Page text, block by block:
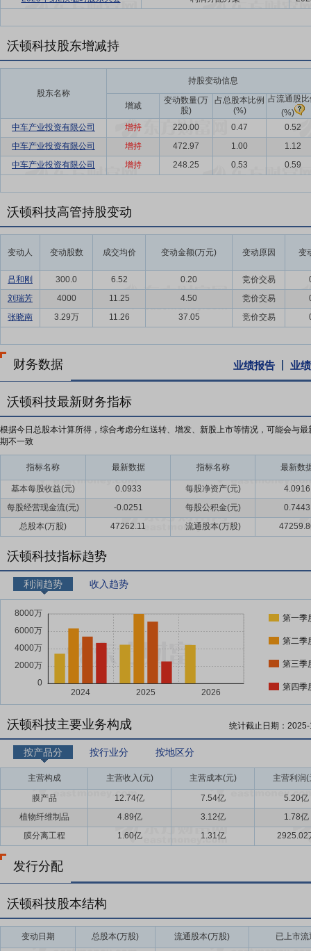
沃顿科技股东增减持
股东名称
持股变动信息
增减
变动数量(万
股)
占总股本比例
(%)
占流通股
(%)
中车产业投资有限公司
增持 220.00 0.47
0.52
中车产业投资有限公司
增持 472.97 1.00
1.12
中车产业投资有限公司
增持 248.25 0.53 0.59
沃顿科技高管持股变动
变动人 变动股数 成交均价 变动金额(万元) 变动原因 变
吕和刚 300.0 6.52 0.20 竞价交易
刘瑞芳
4000 11.25 4.50 竞价交易
张晓南
3.29万 11.26 37.05 竞价交易
财务数据 业绩报告 业
沃顿科技最新财务指标
根据今日总股本计算所得，综合考虑分红送转、增发、新股上市等情况，可能会与最
期不一致
指标名称 最新数据 指标名称 最新数
基本每股收益(元) 0.0933 每股净资产(元)
4.0916
每股经营现金流(元)
-0.0251 每股公积金(元)
0.7443
总股本(万股)
47262.11 流通股本(万股)
沃顿科技指标趋势
利润趋势 收入趋势
第一季
第二季
第三季
第四季
沃顿科技主要业务构成 统计截止日期：
按产品分 按行业分 按地区分
主营构成 主营收入(元) 主营成本(元) 主营利润(
膜产品 12.74亿 7.54亿
5.20亿
植物纤维制品
4.89亿 3.12亿
1.78亿
膜分离工程
1.60亿 1.31亿 2925.02
发行分配
沃顿科技股本结构
变动日期 总股本(万股) 流通股本(万股) 已上市